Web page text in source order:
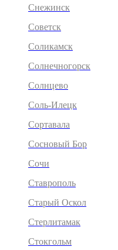
Снежинск
Советск
Соликамск
Солнечногорск
Солнцево
Соль-Илецк
Сортавала
Сосновый Бор
Сочи
Ставрополь
Старый Оскол
Стерлитамак
Стокгольм